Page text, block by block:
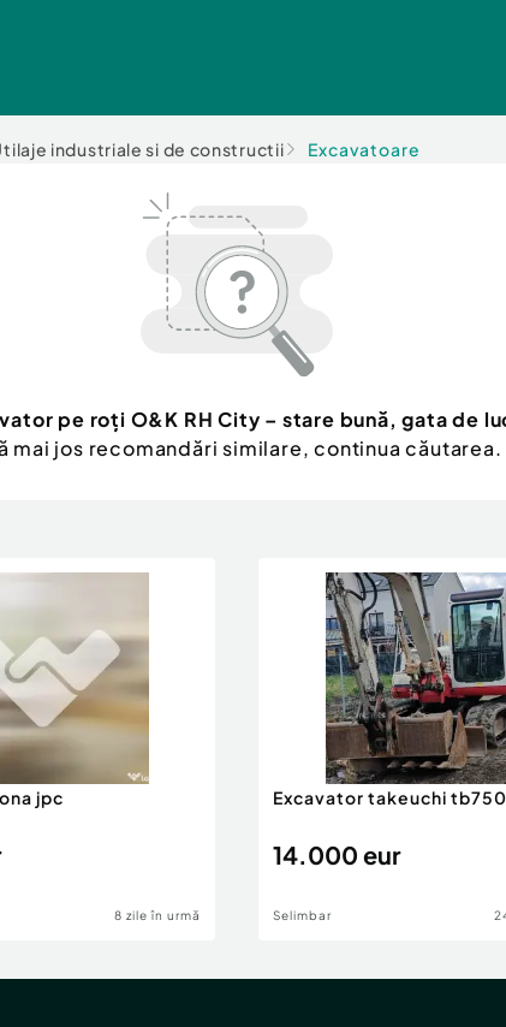
industriale si de constructii Excavatoare
pe roți O&K RH City – stare bună, gata de
mai jos recomandări similare, continua căutarea.
jpc
8 zile în urmă
Excavator takeuchi tb750
14.000 eur
Selimbar